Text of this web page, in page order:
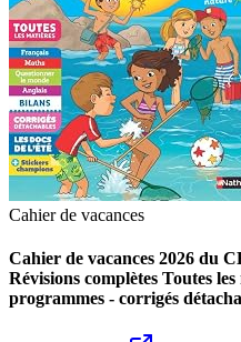
Cahier de vacances
Cahier de vacances 2026 du
Révisions complètes Toutes
programmes - corrigés